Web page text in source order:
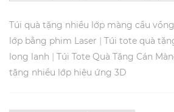
Túi quà tặng nhiều lớp màng cầu vồng
lớp bằng phim Laser | Túi tote quà
long lanh | Túi Tote Quà Tặng Cán
tặng nhiều lớp hiệu ứng 3D